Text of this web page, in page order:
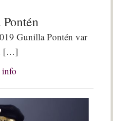
Gunilla Pontén var
[…]